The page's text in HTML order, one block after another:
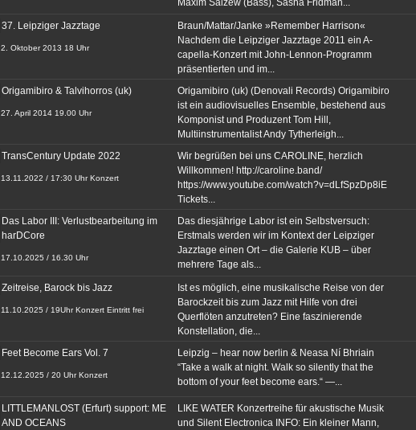
Maxim Saizew (Bass), Sasha Fridman...
37. Leipziger Jazztage
2. Oktober 2013 18 Uhr
Braun/Mattar/Janke »Remember Harrison«
Nachdem die Leipziger Jazztage 2011 ein A-
capella-Konzert mit John-Lennon-Programm
präsentierten und im...
Origamibiro & Talvihorros (uk)
27. April 2014 19.00 Uhr
Origamibiro (uk) (Denovali Records) Origamibiro
ist ein audiovisuelles Ensemble, bestehend aus
Komponist und Produzent Tom Hill,
Multiinstrumentalist Andy Tytherleigh...
TransCentury Update 2022
13.11.2022 / 17:30 Uhr Konzert
Wir begrüßen bei uns CAROLINE, herzlich
Willkommen! http://caroline.band/
https://www.youtube.com/watch?v=dLfSpzDp8iE
Tickets...
Das Labor III: Verlustbearbeitung im
harDCore
17.10.2025 / 16.30 Uhr
Das diesjährige Labor ist ein Selbstversuch:
Erstmals werden wir im Kontext der Leipziger
Jazztage einen Ort – die Galerie KUB – über
mehrere Tage als...
Zeitreise, Barock bis Jazz
11.10.2025 / 19Uhr Konzert Eintritt frei
Ist es möglich, eine musikalische Reise von der
Barockzeit bis zum Jazz mit Hilfe von drei
Querflöten anzutreten? Eine faszinierende
Konstellation, die...
Feet Become Ears Vol. 7
12.12.2025 / 20 Uhr Konzert
Leipzig – hear now berlin & Neasa Ní Bhriain
“Take a walk at night. Walk so silently that the
bottom of your feet become ears.“ —...
LITTLEMANLOST (Erfurt) support: ME
AND OCEANS
LIKE WATER Konzertreihe für akustische Musik
und Silent Electronica INFO: Ein kleiner Mann,